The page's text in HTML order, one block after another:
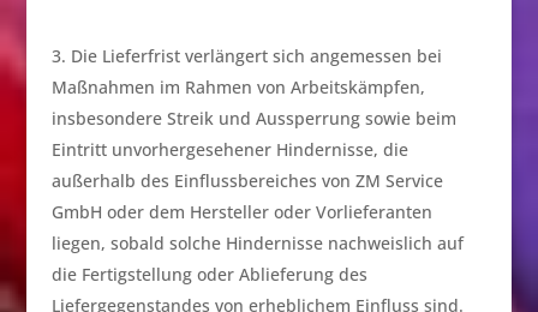
Die Lieferfrist verlängert sich angemessen bei
Maßnahmen im Rahmen von Arbeitskämpfen,
insbesondere Streik und Aussperrung sowie beim
Eintritt unvorhergesehener Hindernisse, die
außerhalb des Einflussbereiches von ZM Service
GmbH oder dem Hersteller oder Vorlieferanten
liegen, sobald solche Hindernisse nachweislich auf
die Fertigstellung oder Ablieferung des
Liefergegenstandes von erheblichem Einfluss sind.